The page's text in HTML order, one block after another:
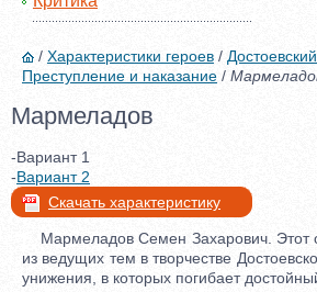
/ Характеристики героев /
Преступление и наказание /
Мармеладов
-Вариант 1
-Вариант 2
Скачать характеристику
Мармеладов Семен Захарович. Этот
из ведущих тем в творчестве
унижения, в которых погибает